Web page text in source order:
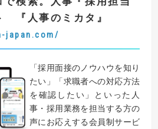
『 人事のミカタ 』
japan.com/
「採用面接のノウハウを知り
たい」「求職者への対応方法
を確認したい」といった人
事・採用業務を担当する方の
声にお応えする会員制サービ